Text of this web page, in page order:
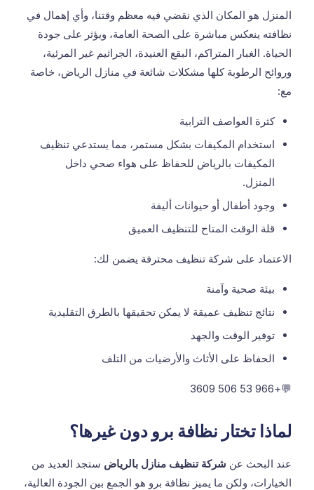
المنزل هو المكان الذي نقضي فيه معظم وقتنا، وأي إهمال في
نظافته ينعكس مباشرة على الصحة العامة، ويؤثر على جودة
الحياة. الغبار المتراكم، البقع العنيدة، الجراثيم غير المرئية،
وروائح الرطوبة كلها مشكلات شائعة في منازل الرياض، خاصة
مع:
كثرة العواصف الترابية
استخدام المكيفات بشكل مستمر، مما يستدعي تنظيف
المكيفات بالرياض للحفاظ على هواء صحي داخل
المنزل.
وجود أطفال أو حيوانات أليفة
قلة الوقت المتاح للتنظيف العميق
الاعتماد على شركة تنظيف محترفة يضمن لك:
بيئة صحية وآمنة
نتائج تنظيف عميقة لا يمكن تحقيقها بالطرق التقليدية
توفير الوقت والجهد
الحفاظ على الأثاث والأرضيات من التلف
💬
+966 53 506 3609
لماذا تختار نظافة برو دون غيرها؟
عند البحث عن شركة تنظيف منازل بالرياض ستجد العديد من
الخيارات، ولكن ما يميز نظافة برو هو الجمع بين الجودة العالية،